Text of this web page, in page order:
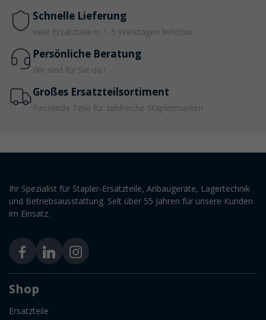
Schnelle Lieferung
viele Ersatzteile in 1-5 Werktagen lieferbar
Persönliche Beratung
Wir sind für Sie da !
Großes Ersatzteilsortiment
Passende Teile für zahlreiche Staplermarken
Ihr Spezialist für Stapler-Ersatzteile, Anbaugeräte, Lagertechnik
und Betriebsausstattung. Selt über 55 Jahren für unsere Kunden
im Einsatz.
Shop
Ersatzteile